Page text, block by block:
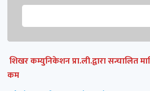
शिखर कम्युनिकेशन प्रा.ली.द्वारा सन्चालित
कम